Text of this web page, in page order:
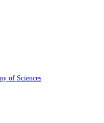
of Sciences